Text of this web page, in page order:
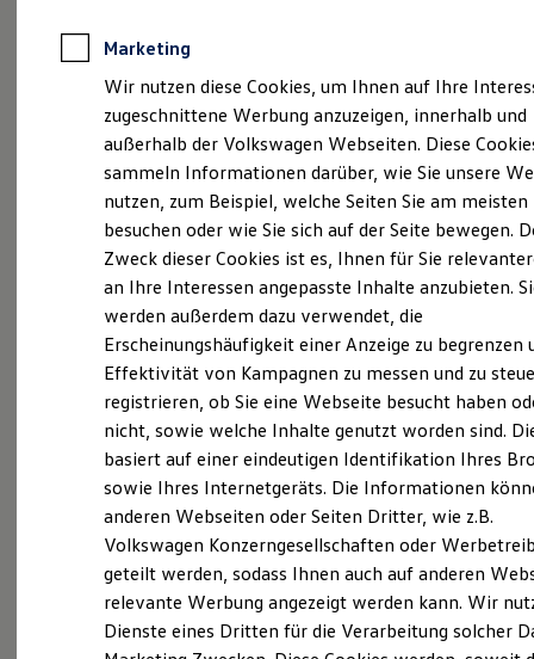
Anpfiff zum Gewinn
Elektroautos
ID. Tutorials
Elektrofahrzeugkonzepte
Reichweite
Reichweite der ID. Modelle
Reichweite im Winter
Laden
Laden unterwegs
Laden Zuhause
Ladezeitensimulator
Batterie
Sicherheit
Garantie und Lebensdauer
Nachhaltigkeit
Technologie
Kosten und Kauf
Verbrauchskosten
Kaufoptionen
E-Auto-Förderung
Software und Konnektivität
Die ID. Software 6
ID. Software Versionen und Updates
Digitale Extras
Schnittstellen zu Ihrem ID.
Probefahrt vereinbaren
Fahrzeugangebot anfordern
Servicetermin buchen
Serviceanfrage stellen
Marketing
Wir nutzen diese Cookies, um Ihnen auf Ihre
zugeschnittene Werbung anzuzeigen, innerhalb und
außerhalb der Volkswagen Webseiten. Diese
sammeln Informationen darüber, wie Sie unsere
nutzen, zum Beispiel, welche Seiten Sie am meisten
besuchen oder wie Sie sich auf der Seite bewegen.
Zweck dieser Cookies ist es, Ihnen für Sie
an Ihre Interessen angepasste Inhalte anzubieten.
werden außerdem dazu verwendet, die
Erscheinungshäufigkeit einer Anzeige zu begrenzen
Effektivität von Kampagnen zu messen und zu
registrieren, ob Sie eine Webseite besucht haben
nicht, sowie welche Inhalte genutzt worden sind.
basiert auf einer eindeutigen Identifikation Ihres
sowie Ihres Internetgeräts. Die Informationen
anderen Webseiten oder Seiten Dritter, wie z.B.
Volkswagen Konzerngesellschaften oder
geteilt werden, sodass Ihnen auch auf anderen
relevante Werbung angezeigt werden kann. Wir
Dienste eines Dritten für die Verarbeitung solcher